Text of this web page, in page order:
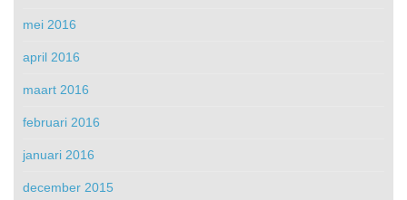
mei 2016
april 2016
maart 2016
februari 2016
januari 2016
december 2015